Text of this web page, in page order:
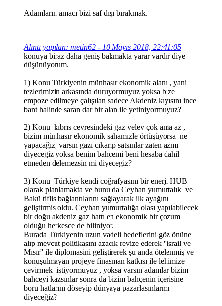
Adamların amacı bizi saf dışı bırakmak.
Alıntı yapılan: metin62 - 10 Mayıs 2018, 22:41:05
konuya biraz daha geniş bakmakta yarar vardır diye
düşünüyorum.
1) Konu Türkiyenin münhasır ekonomik alanı , yani
tezlerimizin arkasında duruyormuyuz yoksa bize
empoze edilmeye çalışılan sadece Akdeniz kıyısını ince
bant halinde saran dar bir alan ile yetiniyormuyuz?
2) Konu kıbrıs cevresindeki gaz velev çok ama az ,
bizim münhasır ekonomik sahamızle örtüşüyorsa ne
yapacağız, varsın gazı cıkarıp satsınlar zaten azmı
diyecegiz yoksa benim bahcemi beni hesaba dahil
etmeden delemezsin mi diyecegiz?
3) Konu Türkiye kendi coğrafyasını bir enerji HUB
olarak planlamakta ve bunu da Ceyhan yumurtalık ve
Bakü tiflis bağlantılarını sağlayarak ilk ayağını
geliştirmis oldu. Ceyhan yumurtalığa olası yapılabilecek
bir doğu akdeniz gaz hattı en ekonomik bir çozum
olduğu herkesce de biliniyor.
Burada Türkiyenin uzun vadeli hedeflerini göz önüne
alıp mevcut politikasını azacık revize ederek ''israil ve
Mısır'' ile diplomasini geliştirerek şu anda ötelenmiş ve
konuşulmayan projeye finasman katkısı ile lehimize
çevirmek istiyormuyuz , yoksa varsın adamlar bizim
bahceyi kazsınlar sonra da bizim bahçenin içerisine
boru hatlarını döseyip dünyaya pazarlasınlarmı
diyeceğiz?